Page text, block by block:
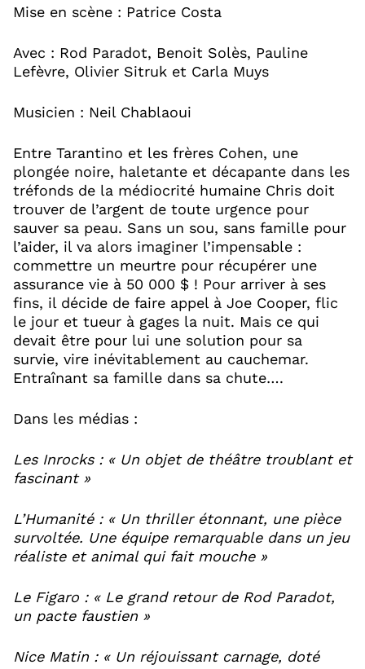
Mise en scène : Patrice Costa
Avec : Rod Paradot, Benoit Solès, Pauline
Lefèvre, Olivier Sitruk et Carla Muys
Musicien : Neil Chablaoui
Entre Tarantino et les frères Cohen, une
plongée noire, haletante et décapante dans les
tréfonds de la médiocrité humaine Chris doit
trouver de l’argent de toute urgence pour
sauver sa peau. Sans un sou, sans famille pour
l’aider, il va alors imaginer l’impensable :
commettre un meurtre pour récupérer une
assurance vie à 50 000 $ ! Pour arriver à ses
fins, il décide de faire appel à Joe Cooper, flic
le jour et tueur à gages la nuit. Mais ce qui
devait être pour lui une solution pour sa
survie, vire inévitablement au cauchemar.
Entraînant sa famille dans sa chute….
Dans les médias :
Les Inrocks : « Un objet de théâtre troublant et
fascinant »
L’Humanité : « Un thriller étonnant, une pièce
survoltée. Une équipe remarquable dans un jeu
réaliste et animal qui fait mouche »
Le Figaro : « Le grand retour de Rod Paradot,
un pacte faustien »
Nice Matin : « Un réjouissant carnage, doté